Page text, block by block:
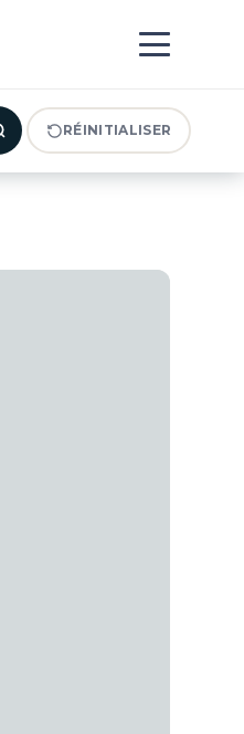
RÉINITIALISER